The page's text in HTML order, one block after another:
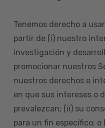
Tenemos derecho a
partir de (i) nuestro
investigación y
promocionar nuestros
nuestros derechos e
en que sus intereses o
prevalezcan; (ii) su
para un fin específico;